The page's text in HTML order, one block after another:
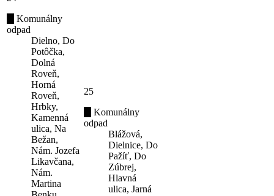
Komunálny
odpad
Dielno, Do
Potôčka,
Dolná
Roveň,
Horná
Roveň,
Hrbky,
Kamenná
ulica, Na
Bežan,
Nám. Jozefa
Likavčana,
Nám.
Martina
25
Komunálny
odpad
Blážová,
Dielnice, Do
Pažíť, Do
Zúbrej,
Hlavná
ulica, Jarná